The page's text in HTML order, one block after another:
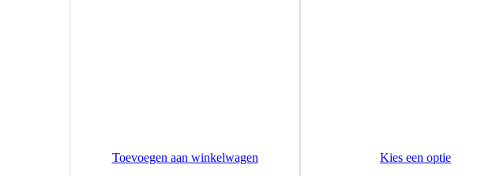
Toevoegen aan winkelwagen Kies een optie